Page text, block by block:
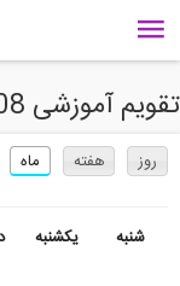
تقویم آموزشی 808 و سایر مراکز
ماه هفته روز
یکشنبه شنبه